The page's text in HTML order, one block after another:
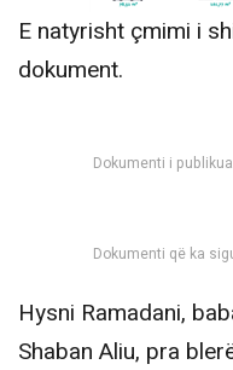
E natyrisht çmimi i
dokument.
Dokumenti i
Dokumenti që ka
Hysni Ramadani,
Shaban Aliu, pra